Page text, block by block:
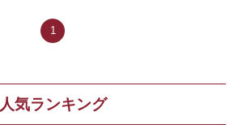
1
人気ランキング